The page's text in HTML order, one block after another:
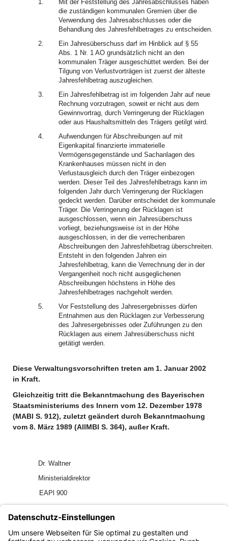
1.
Mit der Feststellung des Jahresabschlusses haben
die zuständigen kommunalen Gremien über die
Verwendung des Jahresabschlusses oder die
Behandlung des Jahresfehlbetrages zu entscheiden.
2.
Ein Jahresüberschuss darf im Hinblick auf § 55
Abs. 1 Nr. 1 AO grundsätzlich nicht an den
kommunalen Träger ausgeschüttet werden. Bei der
Tilgung von Verlustvorträgen ist zuerst der älteste
Jahresfehlbetrag auszugleichen.
3.
Ein Jahresfehlbetrag ist im folgenden Jahr auf neue
Rechnung vorzutragen, soweit er nicht aus dem
Gewinnvortrag, durch Verringerung der Rücklagen
oder aus Haushaltsmitteln des Trägers getilgt wird.
4.
Aufwendungen für Abschreibungen auf mit
Eigenkapital finanzierte immaterielle
Vermögensgegenstände und Sachanlagen des
Krankenhauses müssen nicht in den
Verlustausgleich durch den Träger einbezogen
werden. Dieser Teil des Jahresfehlbetrags kann im
folgenden Jahr durch Verringerung der Rücklagen
gedeckt werden. Darüber entscheidet der kommunale
Träger. Die Verringerung der Rücklagen ist
ausgeschlossen, wenn ein Jahresüberschuss
vorliegt, beziehungsweise ist in der Höhe
ausgeschlossen, in der die verrechenbaren
Abschreibungen den Jahresfehlbetrag überschreiten.
Entsteht in den folgenden Jahren ein
Jahresfehlbetrag, kann die Verrechnung der in der
Vergangenheit noch nicht ausgeglichenen
Abschreibungen höchstens in Höhe des
Jahresfehlbetrages nachgeholt werden.
5.
Vor Feststellung des Jahresergebnisses dürfen
Entnahmen aus den Rücklagen zur Verbesserung
des Jahresergebnisses oder Zuführungen zu den
Rücklagen aus einem Jahresüberschuss nicht
getätigt werden.
Diese Verwaltungsvorschriften treten am 1. Januar 2002
in Kraft.
Gleichzeitig tritt die Bekanntmachung des Bayerischen
Staatsministeriums des Innern vom 12. Dezember 1978
(MABl S. 912), zuletzt geändert durch Bekanntmachung
vom 8. März 1989 (AllMBl S. 364), außer Kraft.
Dr. Waltner
Ministerialdirektor
EAPl 900
Anlage Muster eines Krankenhaus-Wirtschaftsplans